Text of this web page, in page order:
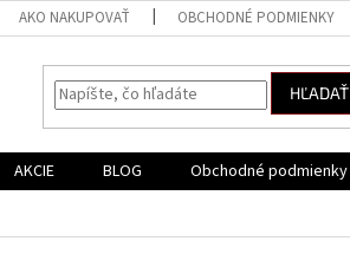
AKO NAKUPOVAŤ OBCHODNÉ PODMIENKY
HĽADAŤ
AKCIE BLOG Obchodné podmienky